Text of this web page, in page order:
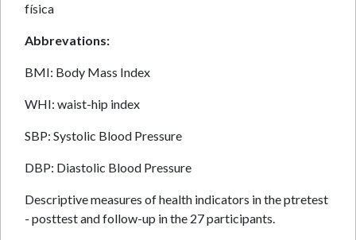
física
Abbrevations:
BMI: Body Mass Index
WHI: waist-hip index
SBP: Systolic Blood Pressure
DBP: Diastolic Blood Pressure
Descriptive measures of health indicators in the ptretest
- posttest and follow-up in the 27 participants.